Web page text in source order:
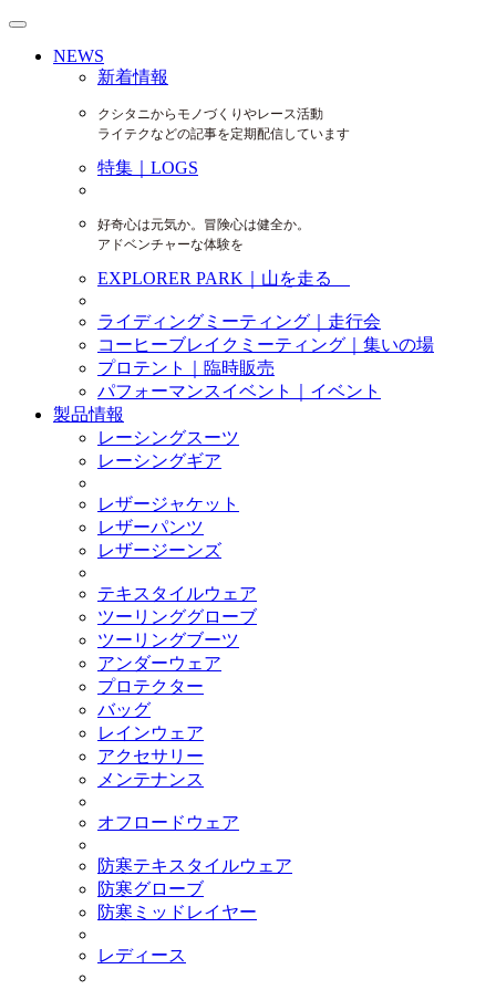
NEWS
新着情報
クシタニからモノづくりやレース活動
ライテクなどの記事を定期配信しています
特集｜LOGS
好奇心は元気か。冒険心は健全か。
アドベンチャーな体験を
EXPLORER PARK｜山を走る
ライディングミーティング｜走行会
コーヒーブレイクミーティング｜集いの場
プロテント｜臨時販売
パフォーマンスイベント｜イベント
製品情報
レーシングスーツ
レーシングギア
レザージャケット
レザーパンツ
レザージーンズ
テキスタイルウェア
ツーリンググローブ
ツーリングブーツ
アンダーウェア
プロテクター
バッグ
レインウェア
アクセサリー
メンテナンス
オフロードウェア
防寒テキスタイルウェア
防寒グローブ
防寒ミッドレイヤー
レディース